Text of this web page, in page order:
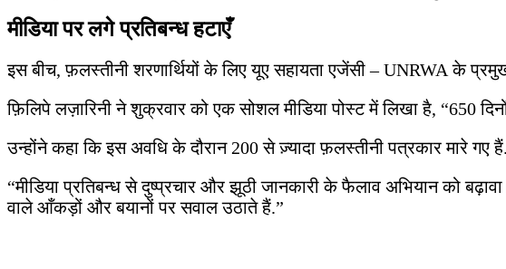
मीडिया पर लगे प्रतिबन्ध हटाएँ
इस बीच, फ़लस्तीनी शरणार्थियों के लिए यूए सहायता एजेंसी – UNRWA के
फ़िलिपे लज़ारिनी ने शुक्रवार को एक सोशल मीडिया पोस्ट में लिखा है, “650
उन्होंने कहा कि इस अवधि के दौरान 200 से ज़्यादा फ़लस्तीनी पत्रकार मारे गए हैं.
“मीडिया प्रतिबन्ध से दुष्प्रचार और झूठी जानकारी के फैलाव अभियान को
वाले आँकड़ों और बयानों पर सवाल उठाते हैं.”